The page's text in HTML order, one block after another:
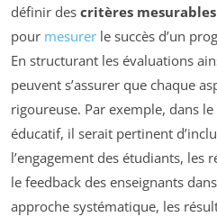
définir des critères mesurables
pour mesurer le succès d’un
En structurant les évaluations
peuvent s’assurer que chaque
rigoureuse. Par exemple, dans
éducatif, il serait pertinent
l’engagement des étudiants, les
le feedback des enseignants
approche systématique, les